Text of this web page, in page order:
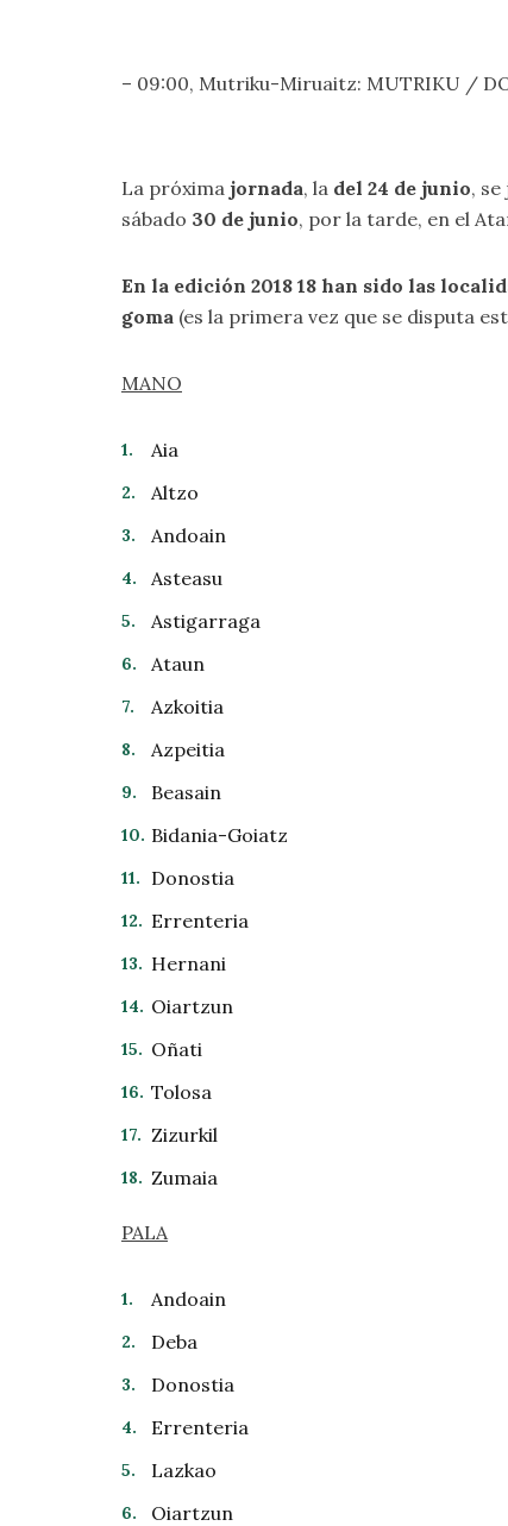
– 09:00, Mutriku-Miruaitz: MUTRIKU /
La próxima jornada, la del 24 de junio,
sábado 30 de junio, por la tarde, en el
En la edición 2018 18 han sido las
goma (es la primera vez que se disputa
MANO
Aia
Altzo
Andoain
Asteasu
Astigarraga
Ataun
Azkoitia
Azpeitia
Beasain
Bidania-Goiatz
Donostia
Errenteria
Hernani
Oiartzun
Oñati
Tolosa
Zizurkil
Zumaia
PALA
Andoain
Deba
Donostia
Errenteria
Lazkao
Oiartzun